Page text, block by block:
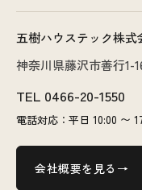
五樹ハウステック株式
神奈川県藤沢市善行1-
TEL 0466-20-1550
電話対応：平日 10:00 〜
会社概要を見る